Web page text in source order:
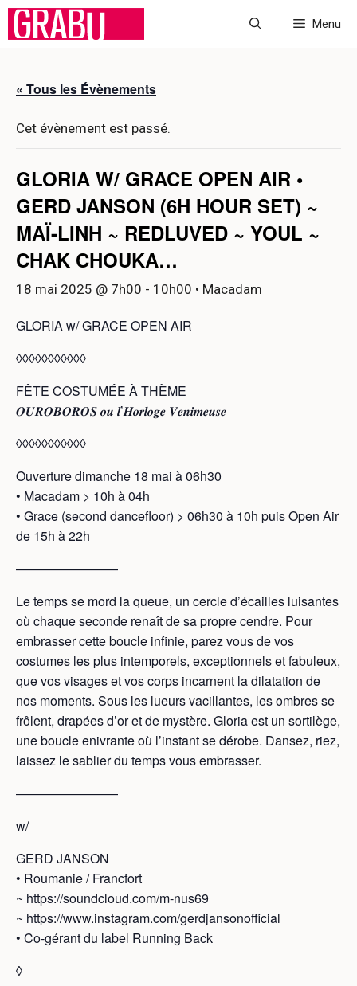
Aller
Menu
« Tous les Évènements
Cet évènement est passé.
GLORIA W/ GRACE OPEN AIR •
GERD JANSON (6H HOUR SET) ~
MAÏ-LINH ~ REDLUVED ~ YOUL ~
CHAK CHOUKA…
18 mai 2025 @ 7h00 - 10h00 • Macadam
GLORIA w/ GRACE OPEN AIR
◊◊◊◊◊◊◊◊◊◊◊
FÊTE COSTUMÉE À THÈME
𝑶𝑼𝑹𝑶𝑩𝑶𝑹𝑶𝑺 𝒐𝒖 𝒍’𝑯𝒐𝒓𝒍𝒐𝒈𝒆 𝑽𝒆𝒏𝒊𝒎𝒆𝒖𝒔𝒆
◊◊◊◊◊◊◊◊◊◊◊
Ouverture dimanche 18 mai à 06h30
• Macadam > 10h à 04h
• Grace (second dancefloor) > 06h30 à 10h puis Open Air
de 15h à 22h
————————
Le temps se mord la queue, un cercle d’écailles luisantes
où chaque seconde renaît de sa propre cendre. Pour
embrasser cette boucle infinie, parez vous de vos
costumes les plus intemporels, exceptionnels et fabuleux,
que vos visages et vos corps incarnent la dilatation de
nos moments. Sous les lueurs vacillantes, les ombres se
frôlent, drapées d’or et de mystère. Gloria est un sortilège,
une boucle enivrante où l’instant se dérobe. Dansez, riez,
laissez le sablier du temps vous embrasser.
————————
w/
GERD JANSON
• Roumanie / Francfort
~ https://soundcloud.com/m-nus69
~ https://www.instagram.com/gerdjansonofficial
• Co-gérant du label Running Back
◊